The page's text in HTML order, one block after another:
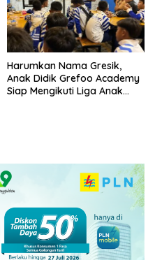
Harumkan Nama Gresik,
Anak Didik Grefoo Academy
Siap Mengikuti Liga Anak